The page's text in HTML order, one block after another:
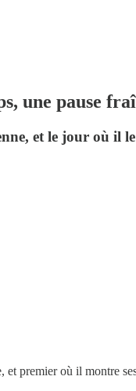
une pause
et le jour où
et premier où il montre